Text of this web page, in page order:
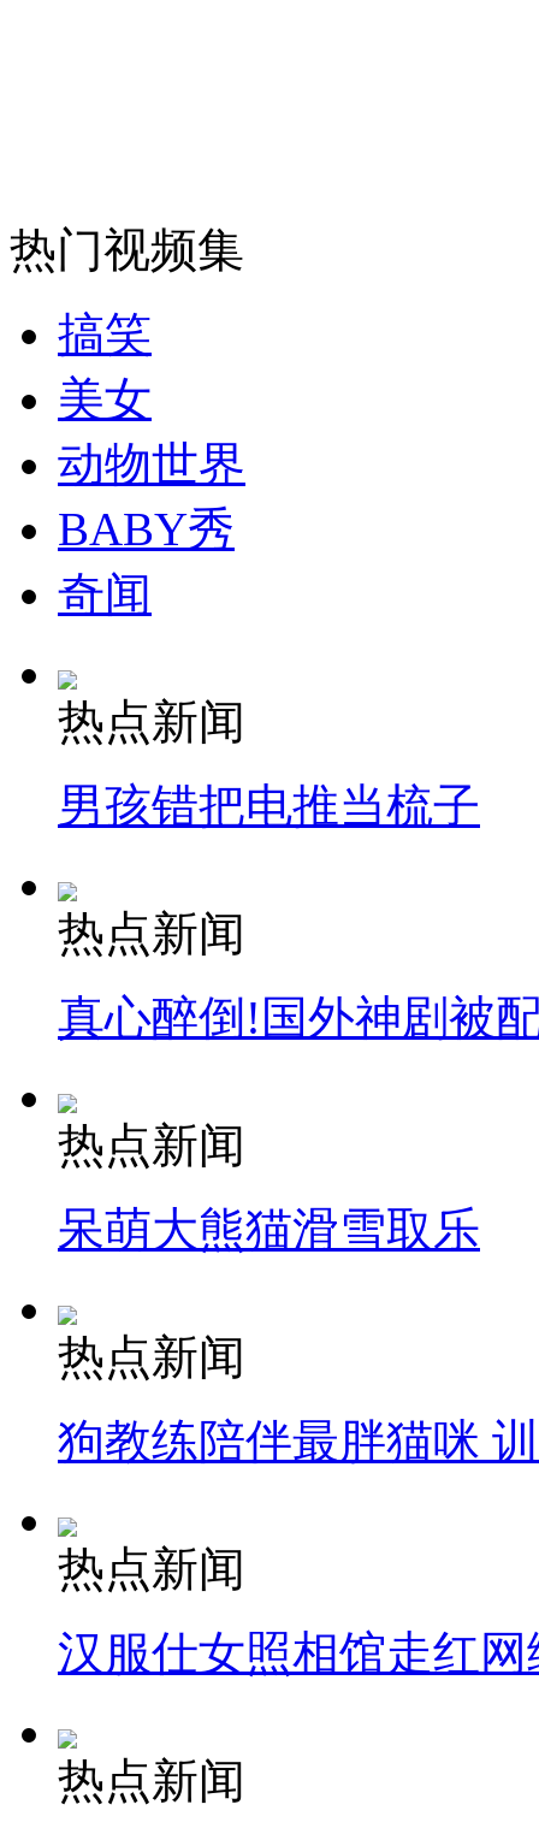
安徽一实载49人客车翻车
走！跟着总书记去植树
消防员救轻生者 花炮节热闹非凡
司机酒驾遇交警 急速倒车逃窜
热门视频集
搞笑
美女
动物世界
BABY秀
奇闻
热点新闻
男孩错把电推当梳子
热点新闻
真心醉倒!国外神剧被
热点新闻
呆萌大熊猫滑雪取乐
热点新闻
狗教练陪伴最胖猫咪
热点新闻
汉服仕女照相馆走红网
热点新闻